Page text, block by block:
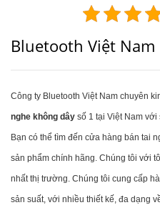
Bluetooth Việt Nam
Công ty Bluetooth Việt Nam chuyên
nghe không dây số 1 tại Việt Nam
Bạn có thể tìm đến cửa hàng bán tai
sản phẩm chính hãng. Chúng tôi với
nhất thị trường. Chúng tôi cung cấp
sản suất, với nhiều thiết kế, đa dạng